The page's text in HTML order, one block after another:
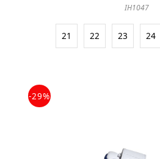
IH1047
21 22 23 24
-29%